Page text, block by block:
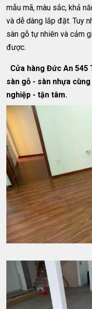
mẫu mã, màu sắc, khả
và dễ dàng lắp đặt. Tuy
sàn gỗ tự nhiên và cảm
được.
Cửa hàng Đức An 545
sàn gỗ - sàn nhựa
nghiệp - tận tâm.